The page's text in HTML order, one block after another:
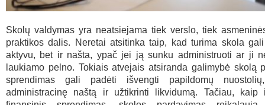
Skolų valdymas yra neatsiejama tiek verslo, tiek
praktikos dalis. Neretai atsitinka taip, kad turima skola
aktyvu, bet ir našta, ypač jei ją sunku administruoti ar ji
laukiamo pelno. Tokiais atvejais atsiranda galimybė skolą
sprendimas gali padėti išvengti papildomų
administracinę naštą ir užtikrinti likvidumą. Tačiau,